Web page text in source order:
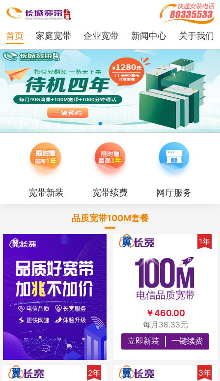
首页 家庭宽带 企业宽带 新闻中心 关于我们
宽带新装 宽带续费 网厅服务
品质宽带100M套餐
1年
电信品质宽带
￥460.00
每月38.33元
立即新装
一键续费
2年 3年